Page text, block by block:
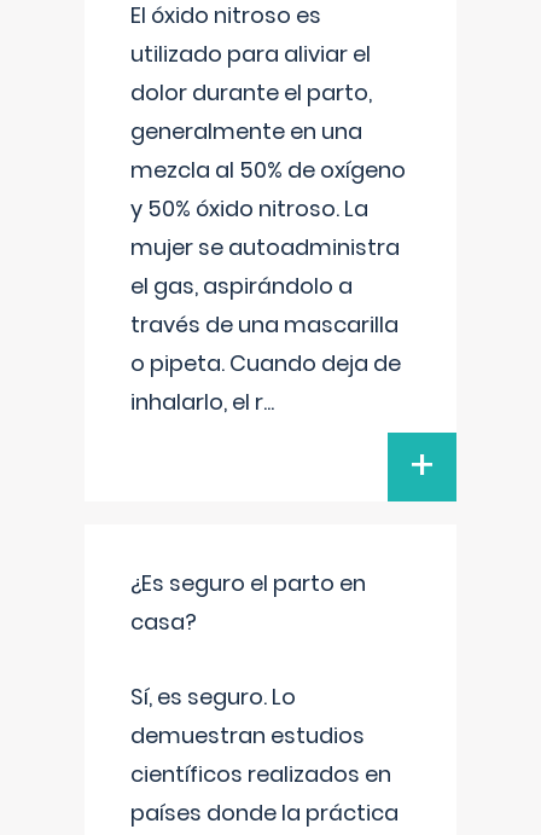
El óxido nitroso es
utilizado para aliviar el
dolor durante el parto,
generalmente en una
mezcla al 50% de oxígeno
y 50% óxido nitroso. La
mujer se autoadministra
el gas, aspirándolo a
través de una mascarilla
o pipeta. Cuando deja de
inhalarlo, el r...
+
¿Es seguro el parto en
casa?
Sí, es seguro. Lo
demuestran estudios
científicos realizados en
países donde la práctica